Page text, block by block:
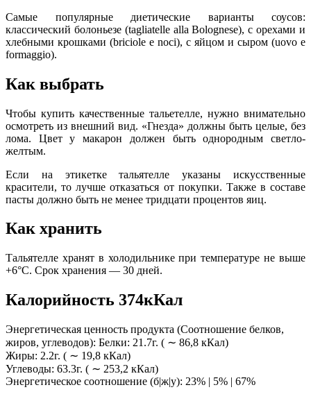
Самые популярные диетические варианты соусов:
классический болоньезе (tagliatelle alla Bolognese), с орехами и
хлебными крошками (briciole e noci), с яйцом и сыром (uovo e
formaggio).
Как выбрать
Чтобы купить качественные тальетелле, нужно внимательно
осмотреть из внешний вид. «Гнезда» должны быть целые, без
лома. Цвет у макарон должен быть однородным светло-
желтым.
Если на этикетке тальятелле указаны искусственные
красители, то лучше отказаться от покупки. Также в составе
пасты должно быть не менее тридцати процентов яиц.
Как хранить
Тальятелле хранят в холодильнике при температуре не выше
+6°C. Срок хранения — 30 дней.
Калорийность 374кКал
Энергетическая ценность продукта (Соотношение белков,
жиров, углеводов): Белки: 21.7г. ( ∼ 86,8 кКал)
Жиры: 2.2г. ( ∼ 19,8 кКал)
Углеводы: 63.3г. ( ∼ 253,2 кКал)
Энергетическое соотношение (б|ж|у): 23% | 5% | 67%